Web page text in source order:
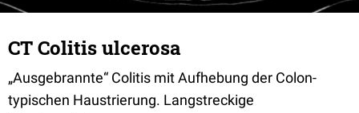
CT Colitis ulcerosa
„Ausgebrannte“ Colitis mit Aufhebung der Colon-
typischen Haustrierung. Langstreckige